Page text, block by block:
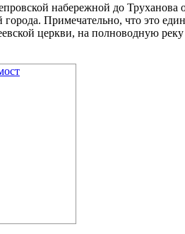
набережной до Труханова
Примечательно, что это
церкви, на полноводную